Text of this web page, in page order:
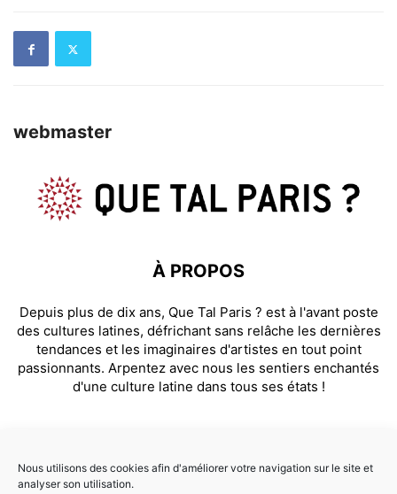
webmaster
À PROPOS
Depuis plus de dix ans, Que Tal Paris ? est à l'avant poste
des cultures latines, défrichant sans relâche les dernières
tendances et les imaginaires d'artistes en tout point
passionnants. Arpentez avec nous les sentiers enchantés
d'une culture latine dans tous ses états !
Nous utilisons des cookies afin d'améliorer votre navigation sur le site et
analyser son utilisation.